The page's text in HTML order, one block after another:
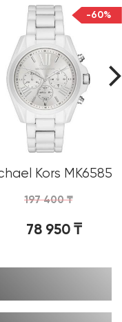
Kors MK6585
197 400₸
78 950₸
-60%